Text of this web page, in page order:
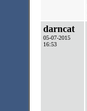
darncat
05-07-2015
16:53